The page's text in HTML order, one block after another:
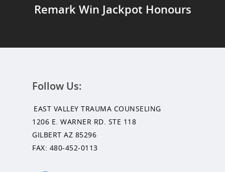
Remark Win Jackpot Honours
Follow Us:
EAST VALLEY TRAUMA COUNSELING
1206 E. WARNER RD. STE 118
GILBERT AZ 85296
FAX: 480-452-0113